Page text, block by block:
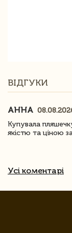
ВІДГУКИ
АННА
Купувала
якістю та ціною
Усі коментарі